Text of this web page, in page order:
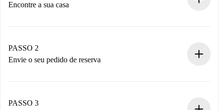
Encontre a sua casa
Você tem todas as informações necessárias
antecipadamente.
PASSO 2
Envie o seu pedido de reserva
Não cobramos nada até que o proprietário confirme.
PASSO 3